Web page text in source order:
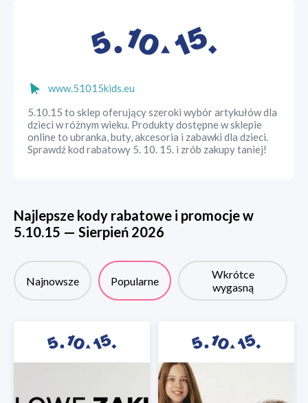
www.51015kids.eu
5.10.15 to sklep oferujący szeroki wybór artykułów dla
dzieci w różnym wieku. Produkty dostępne w sklepie
online to ubranka, buty, akcesoria i zabawki dla dzieci.
Sprawdź kod rabatowy 5. 10. 15. i zrób zakupy taniej!
Najlepsze kody rabatowe i promocje w
5.10.15 — Sierpień 2026
Najnowsze Popularne
Wkrótce
wygasną